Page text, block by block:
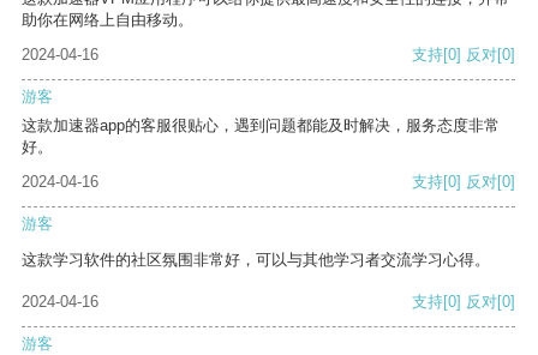
助你在网络上自由移动。
2024-04-16
支持[0] 反对[0]
游客
这款加速器app的客服很贴心，遇到问题都能及时解决，服务态度非常
好。
2024-04-16
支持[0] 反对[0]
游客
这款学习软件的社区氛围非常好，可以与其他学习者交流学习心得。
2024-04-16 支持[0] 反对[0]
游客